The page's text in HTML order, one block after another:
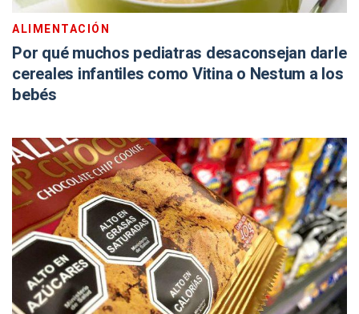
ALIMENTACIÓN
Por qué muchos pediatras desaconsejan darle
cereales infantiles como Vitina o Nestum a los
bebés